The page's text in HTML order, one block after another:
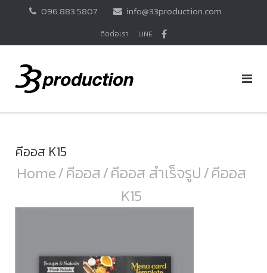
096.883.5807 info@33production.com
ติดต่อเรา LINE
คีออส K15
Home/คีออส/คีออส สำเร็จรูป/คีออส
K15